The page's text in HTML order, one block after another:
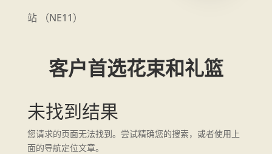
站 （NE11）
客户首选花束和礼篮
未找到结果
您请求的页面无法找到。尝试精确您的搜索，或者使用上
面的导航定位文章。